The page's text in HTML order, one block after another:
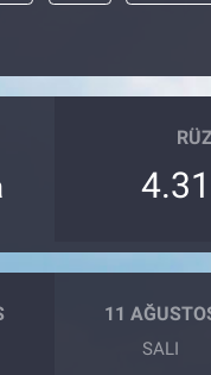
11
SALI